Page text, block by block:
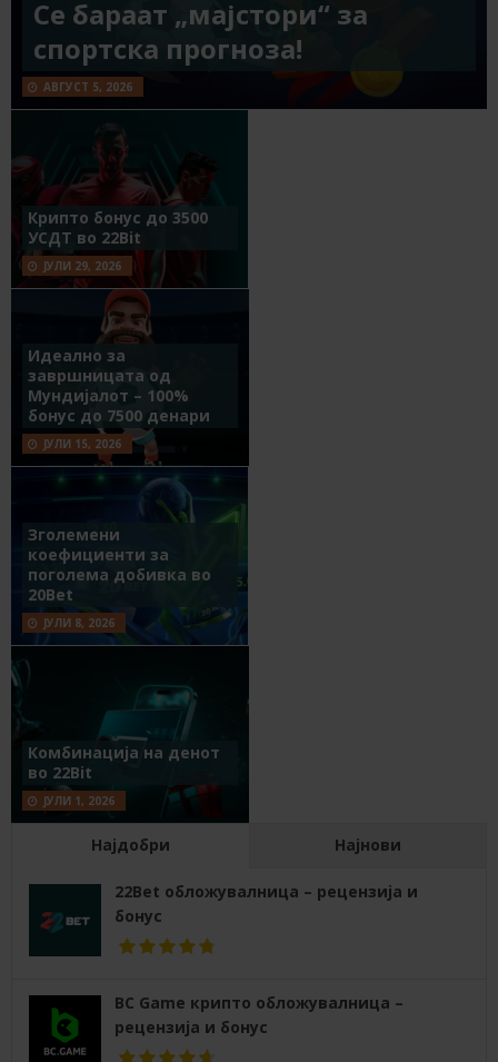
Се бараат „мајстори“ за
спортска прогноза!
АВГУСТ 5, 2026
Крипто бонус до 3500
УСДТ во 22Bit
ЈУЛИ 29, 2026
Идеално за
завршницата од
Мундијалот – 100%
бонус до 7500 денари
ЈУЛИ 15, 2026
Зголемени
коефициенти за
поголема добивка во
20Bet
ЈУЛИ 8, 2026
Комбинација на денот
во 22Bit
ЈУЛИ 1, 2026
Најдобри Најнови
22Bet обложувалница – рецензија и
бонус
BC Game крипто обложувалница –
рецензија и бонус